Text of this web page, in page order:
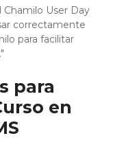
Chamilo User Day
correctamente
para facilitar
para
en